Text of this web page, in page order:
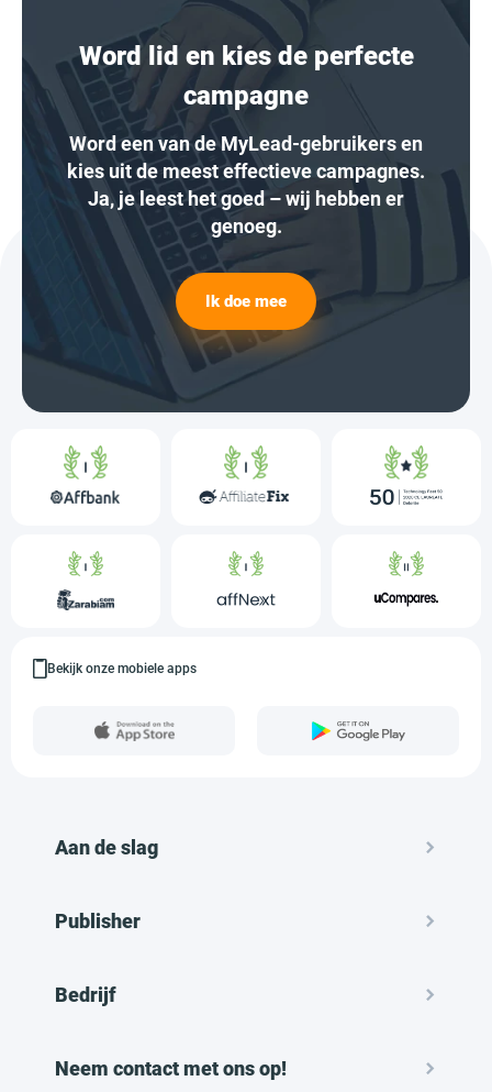
Word lid en kies de perfecte
campagne
Word een van de MyLead-gebruikers en
kies uit de meest effectieve campagnes.
Ja, je leest het goed – wij hebben er
genoeg.
Ik doe mee
Bekijk onze mobiele apps
Aan de slag
Publisher
Bedrijf
Neem contact met ons op!